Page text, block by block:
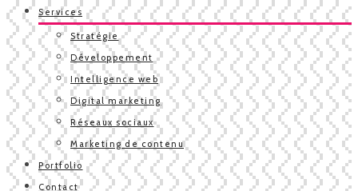
Services
Stratégie
Développement
Intelligence web
Digital marketing
Réseaux sociaux
Marketing de contenu
Portfolio
Contact